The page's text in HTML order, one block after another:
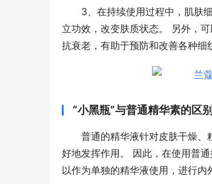
3、在持续使用过程中，肌肤
立功效，改变肤质状态。 另外，
抗衰老，有助于预防和改善各种细
“小黑瓶”与普通精华素的区别
普通的精华液针对皮肤干燥、
好地发挥作用。 因此，在使用普
以作为单独的精华液使用，进行内